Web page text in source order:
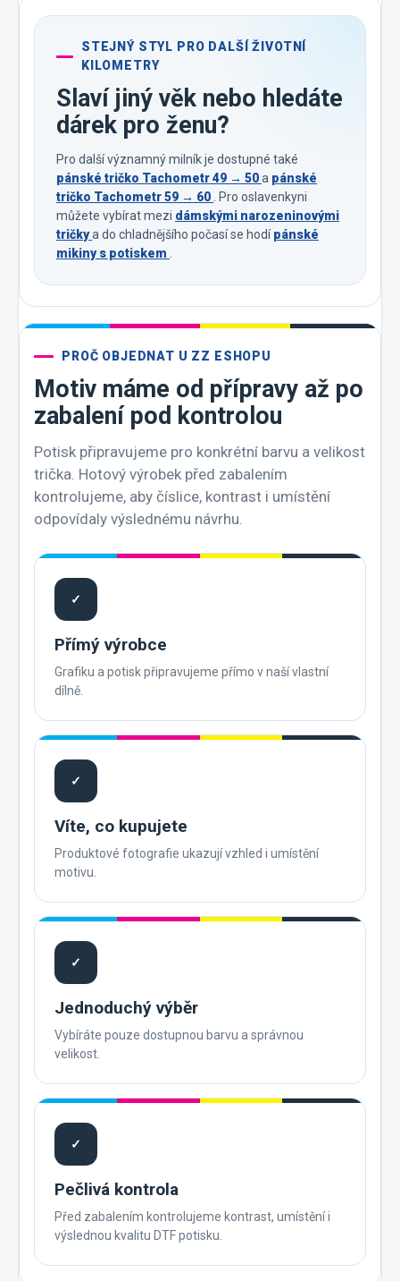
STEJNÝ STYL PRO DALŠÍ ŽIVOTNÍ
KILOMETRY
Slaví jiný věk nebo hledáte
dárek pro ženu?
Pro další významný milník je dostupné také
pánské tričko Tachometr 49 → 50a pánské
tričko Tachometr 59 → 60 . Pro oslavenkyni
můžete vybírat mezi dámskými narozeninovými
tričkya do chladnějšího počasí se hodípánské
mikiny s potiskem .
PROČ OBJEDNAT U ZZ ESHOPU
Motiv máme od přípravy až po
zabalení pod kontrolou
Potisk připravujeme pro konkrétní barvu a velikost
trička. Hotový výrobek před zabalením
kontrolujeme, aby číslice, kontrast i umístění
odpovídaly výslednému návrhu.
✓
Přímý výrobce
Grafiku a potisk připravujeme přímo v naší vlastní
dílně.
✓
Víte, co kupujete
Produktové fotografie ukazují vzhled i umístění
motivu.
✓
Jednoduchý výběr
Vybíráte pouze dostupnou barvu a správnou
velikost.
✓
Pečlivá kontrola
Před zabalením kontrolujeme kontrast, umístění i
výslednou kvalitu DTF potisku.